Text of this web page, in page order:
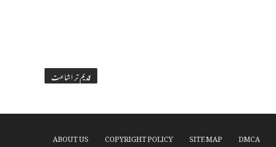
قدیم تر اشاعت
ABOUT US COPYRIGHT POLICY SITE MAP DMCA